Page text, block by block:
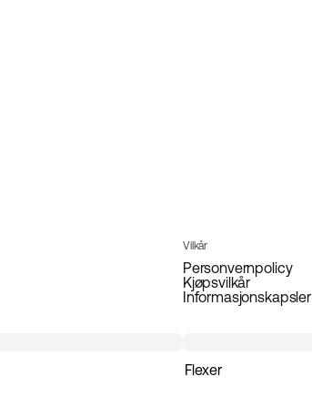
Vilkår
Personvernpolicy
Kjøpsvilkår
Informasjonskapsler
Flexer